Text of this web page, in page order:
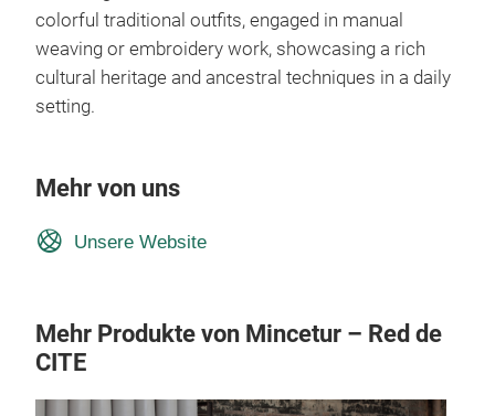
colorful traditional outfits, engaged in manual
weaving or embroidery work, showcasing a rich
cultural heritage and ancestral techniques in a daily
setting.
Mehr von uns
Unsere Website
Mehr Produkte von Mincetur – Red de
CITE